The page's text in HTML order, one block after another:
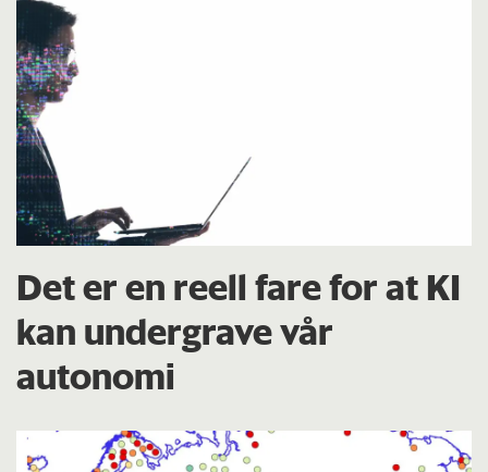
Det er en reell fare for at KI
kan undergrave vår
autonomi